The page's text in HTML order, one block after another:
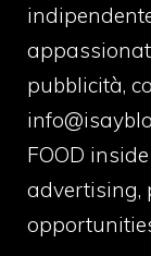
pubblicità,
FOOD
advertising,